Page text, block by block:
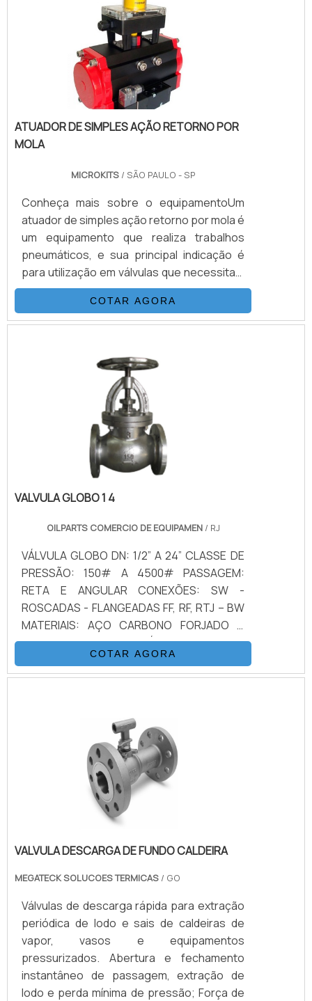
nosso site e saber mais sobre a empresa,
nossos serviços e produtos. Se preferir,
entre em contato com um dos nossos
consultores e solicite um
orçamento!Certificações: ISO
9001:2015EHEDGABSAPI 6DMSSAPI
598INMETROPEDATEXASTMCEAPI 607 FIRE
SAFENACESILASMEIECEXANSI3A
peso que impede o retorno do fluido. As
válvulas de retenção são amplamente
usadas em sistemas hidráulicos,
pneumáticos, industriais e de
abastecimento de água, garantindo
eficiência e segurança nos processos.
ATUADOR DE SIMPLES AÇÃO RETORNO POR
MOLA
MICROKITS/ SÃO PAULO - SP
Conheça mais sobre o equipamentoUm
atuador de simples ação retorno por mola é
um equipamento que realiza trabalhos
pneumáticos, e sua principal indicação é
para utilização em válvulas que necessitam
de posicionamento de emergência ou
posição de pane dentro do processo.O
equipamento possui molas encapsuladas
instalados em seu interior, atuando na
abertura e/ou fechamento, sem que haja a
necessidade de utilizar ar comprimido no
acionamento em um dos sentidos. Assim.
COTAR AGORA
VALVULA GLOBO 1 4
OILPARTS COMERCIO DE EQUIPAMEN/ RJ
VÁLVULA GLOBO DN: 1/2” A 24” CLASSE DE
PRESSÃO: 150# A 4500# PASSAGEM:
RETA E ANGULAR CONEXÕES: SW -
ROSCADAS - FLANGEADAS FF, RF, RTJ – BW
MATERIAIS: AÇO CARBONO FORJADO &
FUNDIDO – AÇO INOXIDÁVEL – DUPLEX &
SUPER DUPLEX –
ALUMÍNIO/BRONZE/NÍQUEL – TITANIUM –
COTAR AGORA
VALVULA DESCARGA DE FUNDO CALDEIRA
MEGATECK SOLUCOES TERMICAS / GO
Válvulas de descarga rápida para extração
periódica de lodo e sais de caldeiras de
vapor, vasos e equipamentos
pressurizados. Abertura e fechamento
instantâneo de passagem, extração de
lodo e perda mínima de pressão; Força de